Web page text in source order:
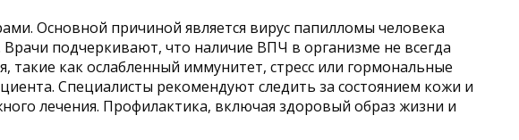
Основной причиной является вирус папилломы человека
подчеркивают, что наличие ВПЧ в организме не всегда
как ослабленный иммунитет, стресс или гормональные
Специалисты рекомендуют следить за состоянием кожи и
лечения. Профилактика, включая здоровый образ жизни и